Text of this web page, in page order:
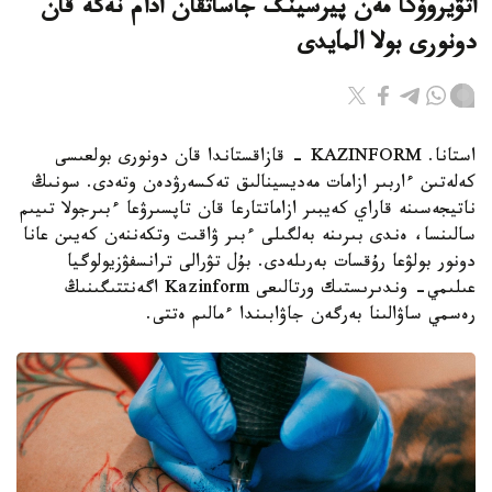
اتۋيروۆكا مەن پيرسينگ جاساتقان ادام نەگە قان
دونورى بولا المايدى
استانا. KAZINFORM - قازاقستاندا قان دونورى بولعىسى
كەلەتىن ءاربىر ازامات مەديسينالىق تەكسەرۋدەن وتەدى. سونىڭ
ناتيجەسىنە قاراي كەيبىر ازاماتتارعا قان تاپسىرۋعا ءبىرجولا تىيىم
سالىنسا، ەندى بىرىنە بەلگىلى ءبىر ۋاقىت وتكەننەن كەيىن عانا
دونور بولۋعا رۇقسات بەرىلەدى. بۇل تۋرالى ترانسفۋزيولوگيا
عىلىمي- وندىرىستىك ورتالىعى Kazinform اگەنتتىگىنىڭ
رەسمي ساۋالىنا بەرگەن جاۋابىندا ءمالىم ەتتى.